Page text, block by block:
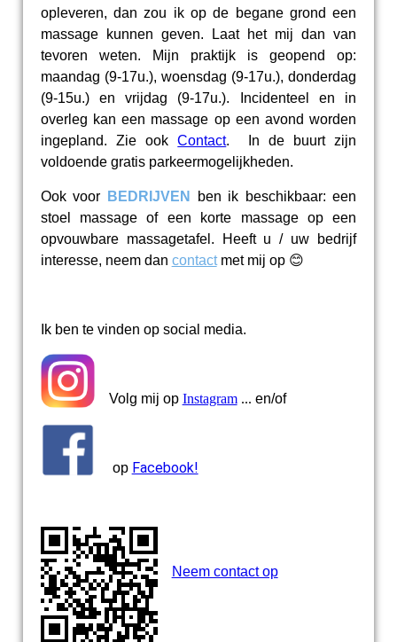
opleveren, dan zou ik op de begane grond een
massage kunnen geven. Laat het mij dan van
tevoren weten. Mijn praktijk is geopend op:
maandag (9-17u.), woensdag (9-17u.), donderdag
(9-15u.) en vrijdag (9-17u.). Incidenteel en in
overleg kan een massage op een avond worden
ingepland. Zie ookContact. In de buurt zijn
voldoende gratis parkeermogelijkheden.
Ook voor B EDRIJVEN
ben ik beschikbaar: een
stoel massage of een korte massage op een
opvouwbare massagetafel. Heeft u / uw bedrijf
interesse, neem dan contactmet mij op 😊
Ik ben te vinden op social media.
Volg mij op Instagram ... en/of
op Facebook!
Neem contact op